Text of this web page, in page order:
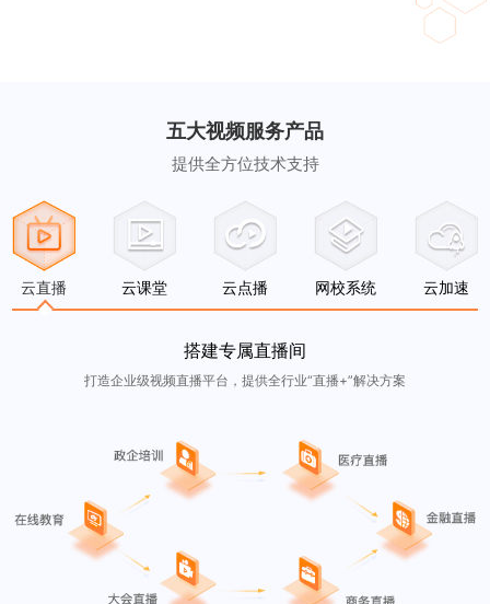
五大视频服务产品
提供全方位技术支持
云直播 云课堂 云点播 网校系统 云加速
搭建专属直播间
打造企业级视频直播平台，提供全行业“直播+”解决方案